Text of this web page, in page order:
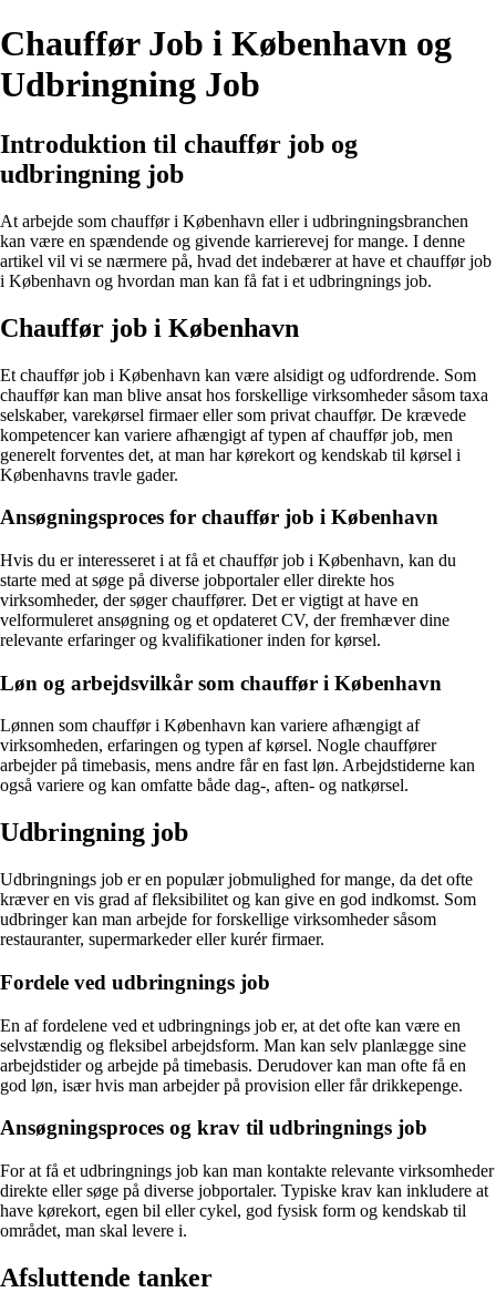
Chauffør Job i København og
Udbringning Job
Introduktion til chauffør job og
udbringning job
At arbejde som chauffør i København eller i udbringningsbranchen
kan være en spændende og givende karrierevej for mange. I denne
artikel vil vi se nærmere på, hvad det indebærer at have et chauffør job
i København og hvordan man kan få fat i et udbringnings job.
Chauffør job i København
Et chauffør job i København kan være alsidigt og udfordrende. Som
chauffør kan man blive ansat hos forskellige virksomheder såsom taxa
selskaber, varekørsel firmaer eller som privat chauffør. De krævede
kompetencer kan variere afhængigt af typen af chauffør job, men
generelt forventes det, at man har kørekort og kendskab til kørsel i
Københavns travle gader.
Ansøgningsproces for chauffør job i København
Hvis du er interesseret i at få et chauffør job i København, kan du
starte med at søge på diverse jobportaler eller direkte hos
virksomheder, der søger chauffører. Det er vigtigt at have en
velformuleret ansøgning og et opdateret CV, der fremhæver dine
relevante erfaringer og kvalifikationer inden for kørsel.
Løn og arbejdsvilkår som chauffør i København
Lønnen som chauffør i København kan variere afhængigt af
virksomheden, erfaringen og typen af kørsel. Nogle chauffører
arbejder på timebasis, mens andre får en fast løn. Arbejdstiderne kan
også variere og kan omfatte både dag-, aften- og natkørsel.
Udbringning job
Udbringnings job er en populær jobmulighed for mange, da det ofte
kræver en vis grad af fleksibilitet og kan give en god indkomst. Som
udbringer kan man arbejde for forskellige virksomheder såsom
restauranter, supermarkeder eller kurér firmaer.
Fordele ved udbringnings job
En af fordelene ved et udbringnings job er, at det ofte kan være en
selvstændig og fleksibel arbejdsform. Man kan selv planlægge sine
arbejdstider og arbejde på timebasis. Derudover kan man ofte få en
god løn, især hvis man arbejder på provision eller får drikkepenge.
Ansøgningsproces og krav til udbringnings job
For at få et udbringnings job kan man kontakte relevante virksomheder
direkte eller søge på diverse jobportaler. Typiske krav kan inkludere at
have kørekort, egen bil eller cykel, god fysisk form og kendskab til
området, man skal levere i.
Afsluttende tanker